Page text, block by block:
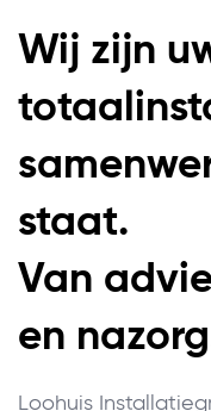
Wij zijn
staat.
Van
en
Loohuis